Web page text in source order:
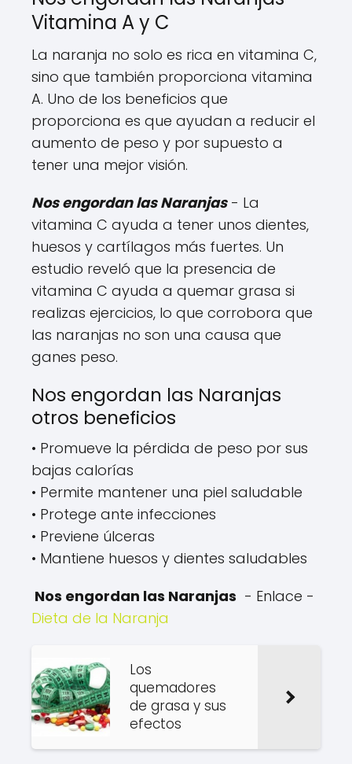
Vitamina A y C
La naranja no solo es rica en vitamina C,
sino que también proporciona vitamina
A. Uno de los beneficios que
proporciona es que ayudan a reducir el
aumento de peso y por supuesto a
tener una mejor visión.
Nos engordan las Naranjas- La
vitamina C ayuda a tener unos dientes,
huesos y cartílagos más fuertes. Un
estudio reveló que la presencia de
vitamina C ayuda a quemar grasa si
realizas ejercicios, lo que corrobora que
las naranjas no son una causa que
ganes peso.
Nos engordan las Naranjas
otros beneficios
• Promueve la pérdida de peso por sus
bajas calorías
• Permite mantener una piel saludable
• Protege ante infecciones
• Previene úlceras
• Mantiene huesos y dientes saludables
Nos engordan las Naranjas - Enlace -
Dieta de la Naranja
Los
quemadores
de grasa y sus
efectos